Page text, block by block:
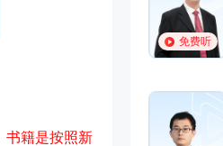
书籍是按照新
免费听